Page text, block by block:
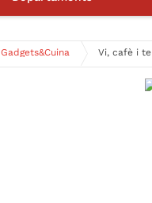
Gadgets&Cuina Vi, cafè i te